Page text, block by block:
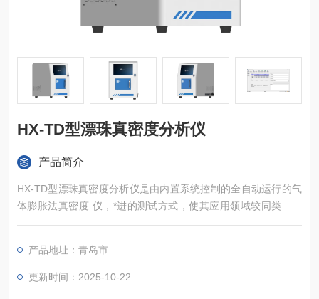
HX-TD型漂珠真密度分析仪
产品简介
HX-TD型漂珠真密度分析仪是由内置系统控制的全自动运行的气
体膨胀法真密度 仪，*进的测试方式，使其应用领域较同类仪器
更广，能准确测定粉体、块状固体、浆状物质、泡沫等多种材料
研究机构、企业的材料分析检测实验室，为食品安全、新能源、
新材料、环保 、矿产等行业的材料检测提供重要的科学依据。
产品地址：青岛市
更新时间：2025-10-22